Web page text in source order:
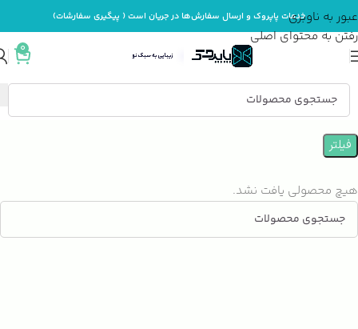
عبور به ناوبری
رفتن به محتوای اصلی
خدمات پاپروک و ارسال سفارش‌ها در جریان است ( پیگیری سفارشات)
0
خانه بهداشت و مراقبت بدن بهداشت جنسی
فیلتر
هیچ محصولی یافت نشد.